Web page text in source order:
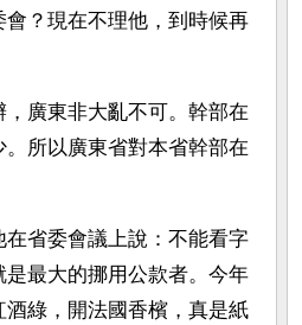
？現在不理他，到時候再
廣東非大亂不可。幹部在
所以廣東省對本省幹部在
省委會議上說：不能看字
最大的挪用公款者。今年
綠，開法國香檳，真是紙